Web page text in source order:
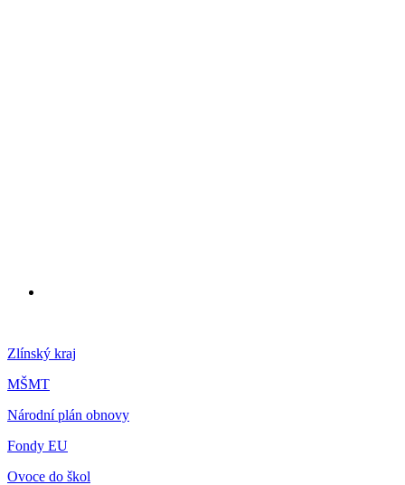
Zlínský kraj
MŠMT
Národní plán obnovy
Fondy EU
Ovoce do škol